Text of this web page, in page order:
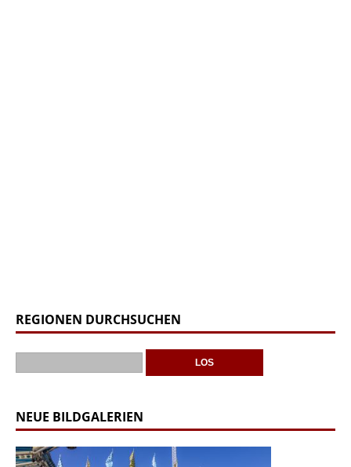
REGIONEN DURCHSUCHEN
NEUE BILDGALERIEN